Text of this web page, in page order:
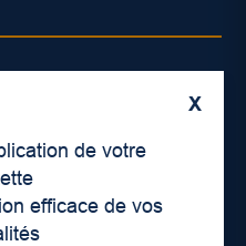
X
de votre
efficace de vos